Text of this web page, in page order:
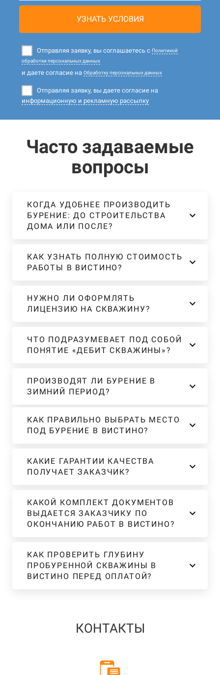
УЗНАТЬ УСЛОВИЯ
Отправляя заявку, вы соглашаетесь с Политикой
обработки персональных данных
и даете согласие на Обработку персональных данных
Отправляя заявку, вы даете согласие на
информационную и рекламную рассылку
Часто задаваемые
вопросы
КОГДА УДОБНЕЕ ПРОИЗВОДИТЬ
БУРЕНИЕ: ДО СТРОИТЕЛЬСТВА
ДОМА ИЛИ ПОСЛЕ?
КАК УЗНАТЬ ПОЛНУЮ СТОИМОСТЬ
РАБОТЫ В ВИСТИНО?
НУЖНО ЛИ ОФОРМЛЯТЬ
ЛИЦЕНЗИЮ НА СКВАЖИНУ?
ЧТО ПОДРАЗУМЕВАЕТ ПОД СОБОЙ
ПОНЯТИЕ «ДЕБИТ СКВАЖИНЫ»?
ПРОИЗВОДЯТ ЛИ БУРЕНИЕ В
ЗИМНИЙ ПЕРИОД?
КАК ПРАВИЛЬНО ВЫБРАТЬ МЕСТО
ПОД БУРЕНИЕ В ВИСТИНО?
КАКИЕ ГАРАНТИИ КАЧЕСТВА
ПОЛУЧАЕТ ЗАКАЗЧИК?
КАКОЙ КОМПЛЕКТ ДОКУМЕНТОВ
ВЫДАЕТСЯ ЗАКАЗЧИКУ ПО
ОКОНЧАНИЮ РАБОТ В ВИСТИНО?
КАК ПРОВЕРИТЬ ГЛУБИНУ
ПРОБУРЕННОЙ СКВАЖИНЫ В
ВИСТИНО ПЕРЕД ОПЛАТОЙ?
КОНТАКТЫ